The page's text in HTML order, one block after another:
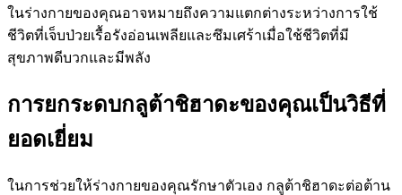
ในร่างกายของคุณอาจหมายถึงความแตกต่างระหว่างการใช้
ชีวิตที่เจ็บป่วยเรื้อรังอ่อนเพลียและซึมเศร้าเมื่อใช้ชีวิตที่มี
สุขภาพดีบวกและมีพลัง
การยกระดบกลูต้าชิฮาดะของคุณเป็นวิธีที่
ยอดเยี่ยม
ในการช่วยให้ร่างกายของคุณรักษาตัวเอง กลูต้าชิฮาดะต่อต้าน